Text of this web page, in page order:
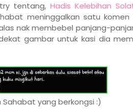
tentang, Hadis Kelebihan
meninggalkan satu komen
nak membebel panjang-
gambar untuk kasi dia
Sahabat yang berkongsi :)